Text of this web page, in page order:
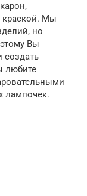
краской. Мы
но
Вы
любите
лампочек.